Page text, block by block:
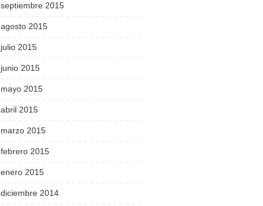
septiembre 2015
agosto 2015
julio 2015
junio 2015
mayo 2015
abril 2015
marzo 2015
febrero 2015
enero 2015
diciembre 2014